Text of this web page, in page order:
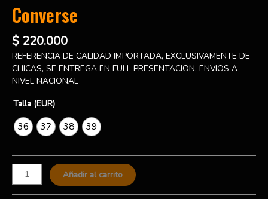
Converse
$ 220.000
REFERENCIA DE CALIDAD IMPORTADA, EXCLUSIVAMENTE DE
CHICAS, SE ENTREGA EN FULL PRESENTACION, ENVIOS A
NIVEL NACIONAL
Talla (EUR)
36 37 38 39
Añadir al carrito